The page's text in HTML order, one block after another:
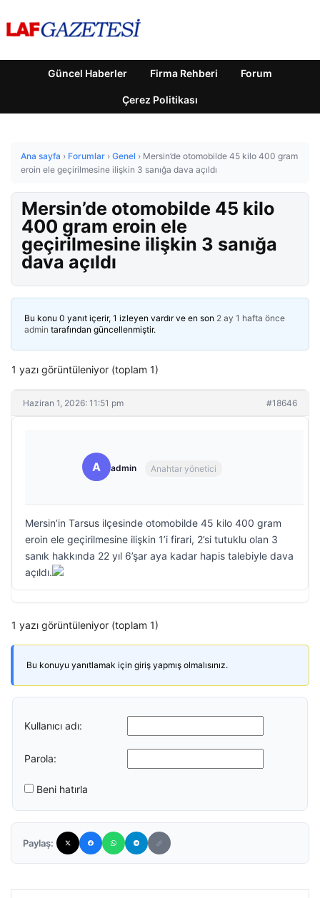
Güncel Haberler Firma Rehberi Forum
Çerez Politikası
Ana sayfa › Forumlar › Genel › Mersin’de otomobilde 45 kilo 400 gram
eroin ele geçirilmesine ilişkin 3 sanığa dava açıldı
Mersin’de otomobilde 45 kilo
400 gram eroin ele
geçirilmesine ilişkin 3 sanığa
dava açıldı
Bu konu 0 yanıt içerir, 1 izleyen vardır ve en son 2 ay 1 hafta önce
admin tarafından güncellenmiştir.
1 yazı görüntüleniyor (toplam 1)
Haziran 1, 2026: 11:51 pm #18646
A admin Anahtar yönetici
Mersin’in Tarsus ilçesinde otomobilde 45 kilo 400 gram
eroin ele geçirilmesine ilişkin 1’i firari, 2’si tutuklu olan 3
sanık hakkında 22 yıl 6’şar aya kadar hapis talebiyle dava
açıldı.
1 yazı görüntüleniyor (toplam 1)
Bu konuyu yanıtlamak için giriş yapmış olmalısınız.
Kullanıcı adı:
Parola:
Beni hatırla
Paylaş: